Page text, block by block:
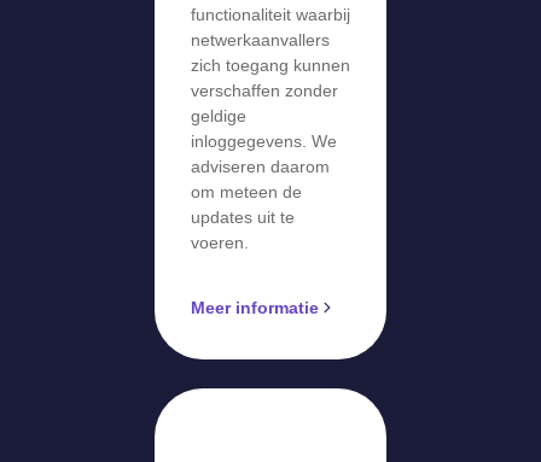
functionaliteit waarbij
netwerkaanvallers
zich toegang kunnen
verschaffen zonder
geldige
inloggegevens. We
adviseren daarom
om meteen de
updates uit te
voeren.
Meer informatie